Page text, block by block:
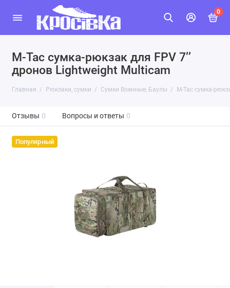
0
M-Tac сумка-рюкзак для FPV 7ʼʼ
дронов Lightweight Multicam
Главная Рюкзаки, сумки Сумки Военные, Баулы M-Tac сумка-
Отзывы 0 Вопросы и ответы 0
Популярный